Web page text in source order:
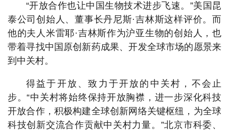
“开放合作也让中国生物技术进步飞速。”美国昆
泰公司创始人、董事长丹尼斯·吉林斯这样评价。而
他的夫人米雷耶·吉林斯作为沪亚生物的创始人，也
带着寻找中国原创新药成果、开发全球市场的愿景来
到中关村。
得益于开放、致力于开放的中关村，不会止
步。“中关村将始终保持开放胸襟，进一步深化科技
开放合作，积极构建全球创新网络关键枢纽，为全球
科技创新交流合作贡献中关村力量。”北京市科委、